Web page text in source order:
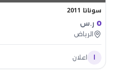
سوناتا 2011
0 ر.س
الرياض
ا اعلان